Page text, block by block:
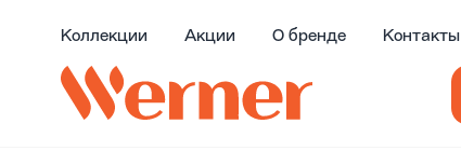
Коллекции Акции О бренде Контакты